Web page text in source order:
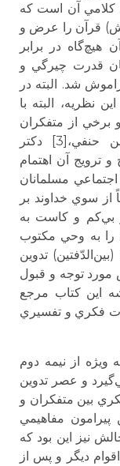
با الفاظ بيان كند.»[1] دليل كلامي آن است كه
قرآن را عرض و
آن هيچ‌گاه در برابر
قدرت چيرگي و
شد. البته در
نظريه،‌ البته با
برخي از متفكران
نوانديش مسلمان (از جمله دكتر حسن حنفي،[3] دكتر
ترويج آن اهتمام
مسلمانان
از سوي خداوند بر
بي‌كم و كاست به
به وحي مكتوب
تدوين
مورد توجه و قبول
اين كتاب مرجع
فكري و تفسيري
ويژه از نيمه دوم
و عصر تدوين
بين متفكران و
مفاهيمي
نيز اين بود كه
ديگر و پس از